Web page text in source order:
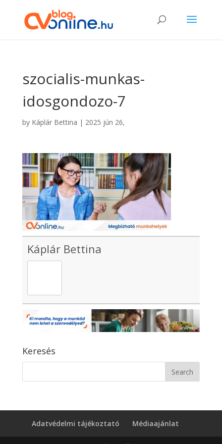
szocialis-munkas-
idosgondozo-7
by Káplár Bettina | 2025 jún 26,
Káplár Bettina
Keresés
Adatvédelmi tájékoztató Médiaajánlat